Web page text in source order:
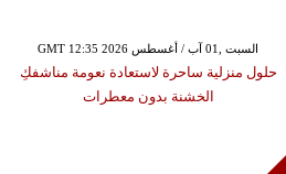
GMT 12:35 2026 السبت ,01 آب / أغسطس
حلول منزلية ساحرة لاستعادة نعومة مناشفكِ
الخشنة بدون معطرات